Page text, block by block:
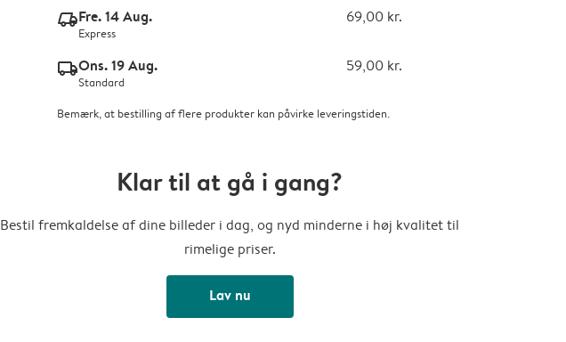
delivery_express_v2Fre. 14 Aug. 69,00 kr.
Express
delivery_standard_v2Ons. 19 Aug. 59,00 kr.
Standard
Bemærk, at bestilling af flere produkter kan påvirke leveringstiden.
Klar til at gå i gang?
Bestil fremkaldelse af dine billeder i dag, og nyd minderne i høj kvalitet til
rimelige priser.
Lav nu